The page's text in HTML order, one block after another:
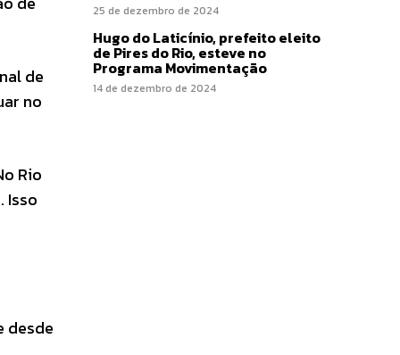
de
no
Rio
Isso
desde
25 de dezembro de 2024
Hugo do Laticínio, prefeito eleito
de Pires do Rio, esteve no
Programa Movimentação
14 de dezembro de 2024